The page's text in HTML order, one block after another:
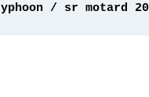
/ sr motard